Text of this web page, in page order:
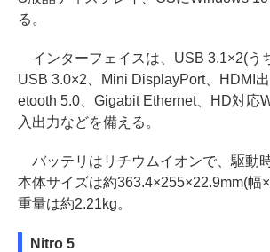
る。
インターフェイスは、USB 3.1×2(う
USB 3.0×2、Mini DisplayPort、HDMI
etooth 5.0、Gigabit Ethernet、HD対応
入出力などを備える。
バッテリはリチウムイオンで、駆動
本体サイズは約363.4×255×22.9mm(幅×
重量は約2.21kg。
Nitro 5